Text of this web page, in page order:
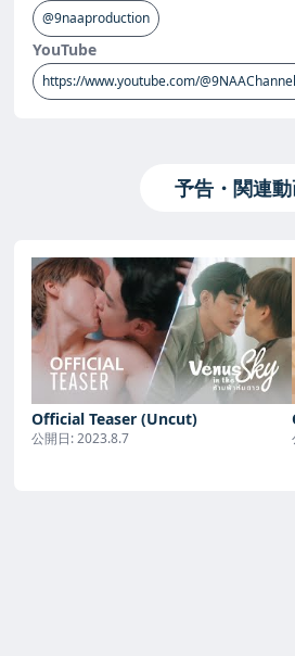
@9naaproduction
YouTube
https://www.youtube.com/
予告・関連
Official Teaser (Uncut)
公開日:2023.8.7